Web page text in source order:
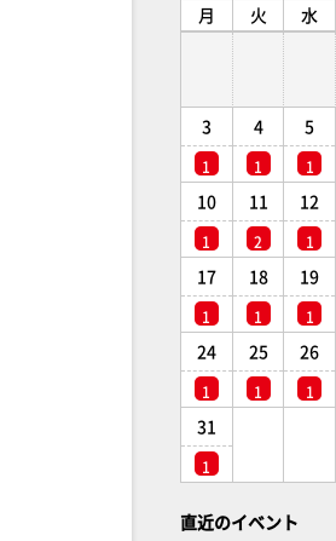
月 火 水
3
1
4
1
5
1
10
1
11
2
12
1
17
1
18
1
19
1
24
1
25
1
26
1
31
1
直近のイベント